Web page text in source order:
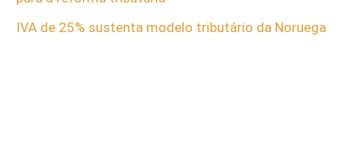
IVA de 25% sustenta modelo tributário da Noruega